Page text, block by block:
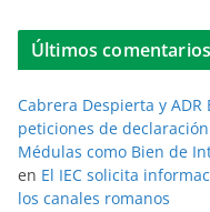
Últimos comentarios
Cabrera Despierta y
peticiones de
Médulas como Bien de
en El IEC solicita
los canales romanos